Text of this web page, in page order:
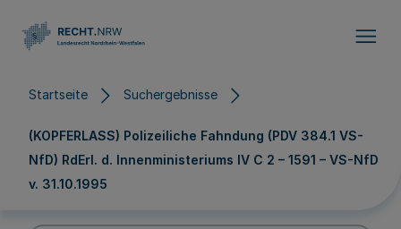
Startseite Suchergebnisse
(KOPFERLASS) Polizeiliche Fahndung (PDV 384.1 VS-
NfD) RdErl. d. Innenministeriums IV C 2 – 1591 – VS-NfD
v. 31.10.1995